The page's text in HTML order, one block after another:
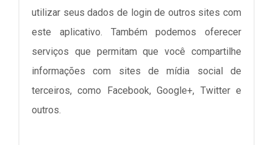
utilizar seus dados de login de outros sites com
este aplicativo. Também podemos oferecer
serviços que permitam que você compartilhe
informações com sites de mídia social de
terceiros, como Facebook, Google+, Twitter e
outros.